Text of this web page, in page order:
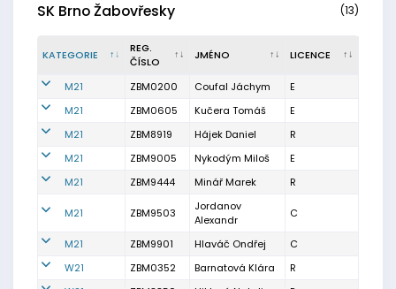
SK Brno Žabovřesky (13)
KATEGORIE
REG.
ČÍSLO
JMÉNO LICENCE
M21 ZBM0200 Coufal Jáchym
E
M21
ZBM0605 Kučera Tomáš
E
M21
ZBM8919 Hájek Daniel
R
M21
ZBM9005 Nykodým Miloš
E
M21
ZBM9444 Minář Marek R
M21 ZBM9503
Jordanov
Alexandr
C
M21 ZBM9901 Hlaváč Ondřej
C
W21
ZBM0352 Barnatová Klára
R